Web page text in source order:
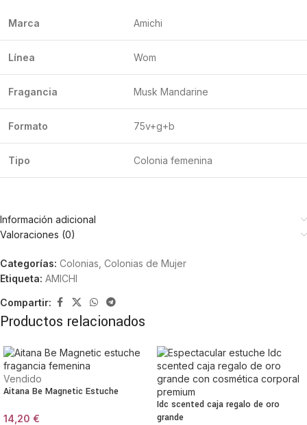
Marca Amichi
Línea Wom
Fragancia Musk Mandarine
Formato 75v+g+b
Tipo Colonia femenina
Información adicional
Valoraciones (0)
Categorías: Colonias Colonias de Mujer
Etiqueta: AMICHI
Compartir:
Productos relacionados
Vendido
Aitana Be Magnetic Estuche
14,20 €
Idc scented caja regalo de oro
grande